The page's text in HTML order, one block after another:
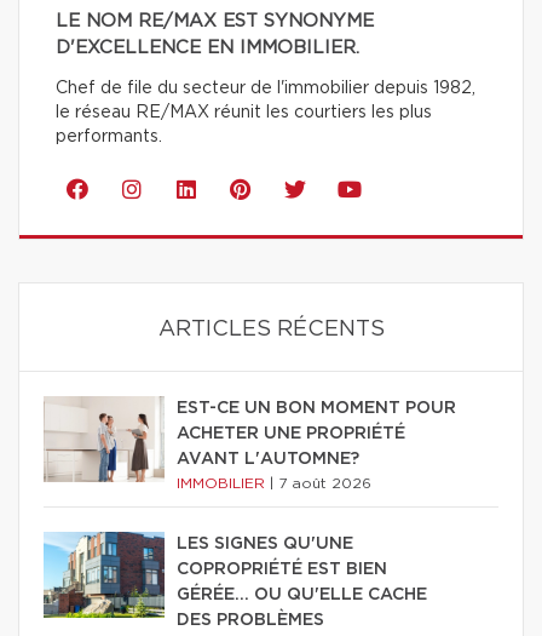
LE NOM RE/MAX EST SYNONYME
D'EXCELLENCE EN IMMOBILIER.
Chef de file du secteur de l'immobilier depuis 1982,
le réseau RE/MAX réunit les courtiers les plus
performants.
ARTICLES RÉCENTS
EST-CE UN BON MOMENT POUR
ACHETER UNE PROPRIÉTÉ
AVANT L'AUTOMNE?
IMMOBILIER 7 août 2026
LES SIGNES QU'UNE
COPROPRIÉTÉ EST BIEN
GÉRÉE… OU QU'ELLE CACHE
DES PROBLÈMES